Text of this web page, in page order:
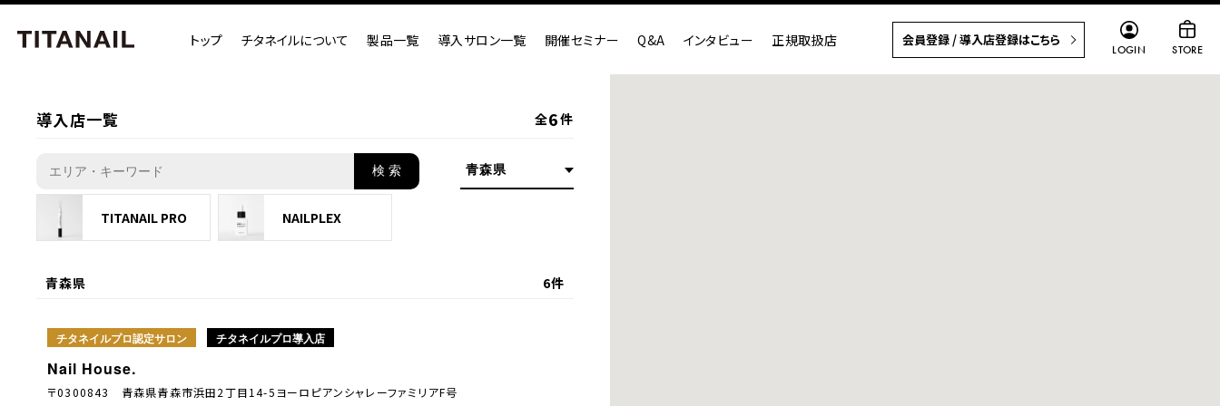
トップ チタネイルについて 製品一覧 導入サロン一覧 開催セミナー Q&A インタビュー 正規取扱店 会員登録 / 導入店登録はこちら
LOGIN STORE
導入店一覧 全6件
検 索
TITANAIL PRO NAILPLEX
青森県 6件
チタネイルプロ認定サロン チタネイルプロ導入店
Nail House.
〒0300843 青森県青森市浜田2丁目14-5ヨーロピアンシャレーファミリアF号